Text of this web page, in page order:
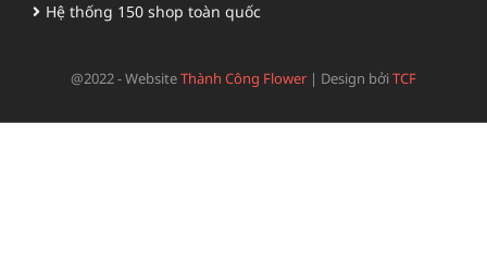
Hệ thống 150 shop toàn quốc
@2022 - WebsiteThành Công Flower | Design bởiTCF